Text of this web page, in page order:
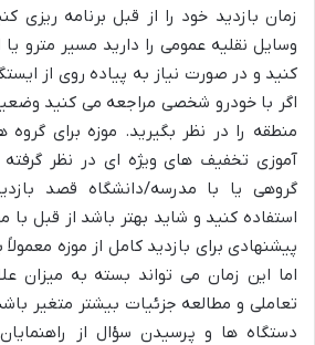
زمان بازدید خود را از قبل برنامه ریزی
وسایل نقلیه عمومی را دارید مسیر مترو
کنید و در صورت نیاز به پیاده روی از
اگر با خودرو شخصی مراجعه می کنید
منطقه را در نظر بگیرید. موزه برای
آموزی تخفیف های ویژه ای در نظر
گروهی یا با مدرسه/دانشگاه قصد
استفاده کنید و شاید بهتر باشد از قبل
اما این زمان می تواند بسته به
تعاملی و مطالعه جزئیات بیشتر متغیر
دستگاه ها و پرسیدن سؤال از